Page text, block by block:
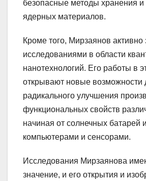
безопасные методы хранения и
ядерных материалов.
Кроме того, Мирзаянов активно
исследованиями в области
нанотехнологий. Его работы в
открывают новые возможности
радикального улучшения
функциональных свойств
начиная от солнечных батарей
компьютерами и сенсорами.
Исследования Мирзаянова
значение, и его открытия и